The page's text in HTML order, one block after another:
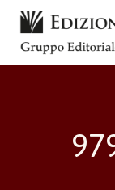
Salta
contenuto